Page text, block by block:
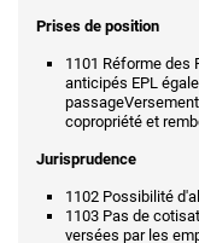
Prises de position
1101 Réforme des
anticipés EPL
copropriété et
Jurisprudence
1102 Possibilité
1103 Pas de
versées par les